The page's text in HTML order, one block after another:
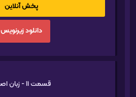
پخش آنلاین
دانلود زیرنویس
قسمت 11 - زبان اصلی